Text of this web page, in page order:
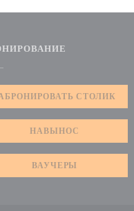
СТОЛИК
НАВЫНОС
ВАУЧЕРЫ